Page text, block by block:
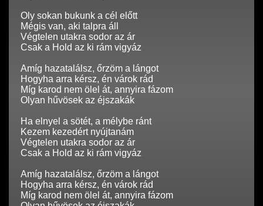
Oly sokan bukunk a cél előtt
Mégis van, aki talpra áll
Végtelen utakra sodor az ár
Csak a Hold az ki rám vigyáz
Amíg hazatalálsz, őrzöm a lángot
Hogyha arra kérsz, én várok rád
Míg karod nem ölel át, annyira fázom
Olyan hűvösek az éjszakák
Ha elnyel a sötét, a mélybe ránt
Kezem kezedért nyújtanám
Végtelen utakra sodor az ár
Csak a Hold az ki rám vigyáz
Amíg hazatalálsz, őrzöm a lángot
Hogyha arra kérsz, én várok rád
Míg karod nem ölel át, annyira fázom